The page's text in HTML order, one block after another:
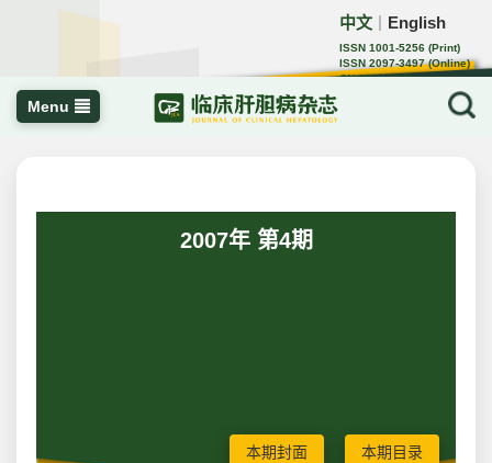
中文 English
ISSN 1001-5256 (Print)
ISSN 2097-3497 (Online)
CN 22-1108/R
Menu
2007年 第4期
本期封面 本期目录